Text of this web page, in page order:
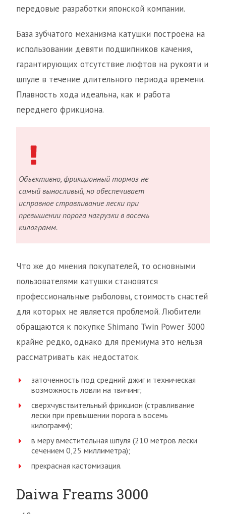
передовые разработки японской компании.
База зубчатого механизма катушки построена на
использовании девяти подшипников качения,
гарантирующих отсутствие люфтов на рукояти и
шпуле в течение длительного периода времени.
Плавность хода идеальна, как и работа
переднего фрикциона.
Объективно, фрикционный тормоз не
самый выносливый, но обеспечивает
исправное стравливание лески при
превышении порога нагрузки в восемь
килограмм.
Что же до мнения покупателей, то основными
пользователями катушки становятся
профессиональные рыболовы, стоимость снастей
для которых не является проблемой. Любители
обращаются к покупке Shimano Twin Power 3000
крайне редко, однако для премиума это нельзя
рассматривать как недостаток.
заточенность под средний джиг и техническая
возможность ловли на твичинг;
сверхчувствительный фрикцион (стравливание
лески при превышении порога в восемь
килограмм);
в меру вместительная шпуля (210 метров лески
сечением 0,25 миллиметра);
прекрасная кастомизация.
Daiwa Freams 3000